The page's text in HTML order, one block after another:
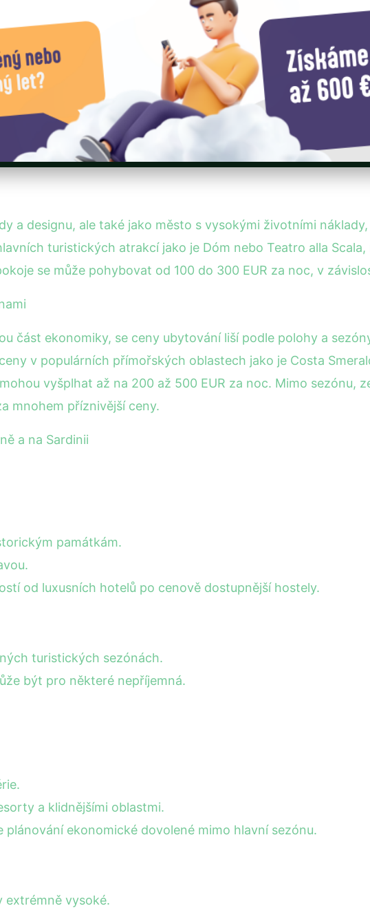
a designu, ale také jako město s vysokými životními
turistických atrakcí jako je Dóm nebo Teatro alla
se může pohybovat od 100 do 300 EUR za noc, v
část ekonomiky, se ceny ubytování liší podle polohy a
v populárních přímořských oblastech jako je Costa
vyšplhat až na 200 až 500 EUR za noc. Mimo sezónu,
mnohem příznivější ceny.
a na Sardinii
památkám.
od luxusních hotelů po cenově dostupnější hostely.
turistických sezónách.
být pro některé nepříjemná.
a klidnějšími oblastmi.
plánování ekonomické dovolené mimo hlavní sezónu.
extrémně vysoké.